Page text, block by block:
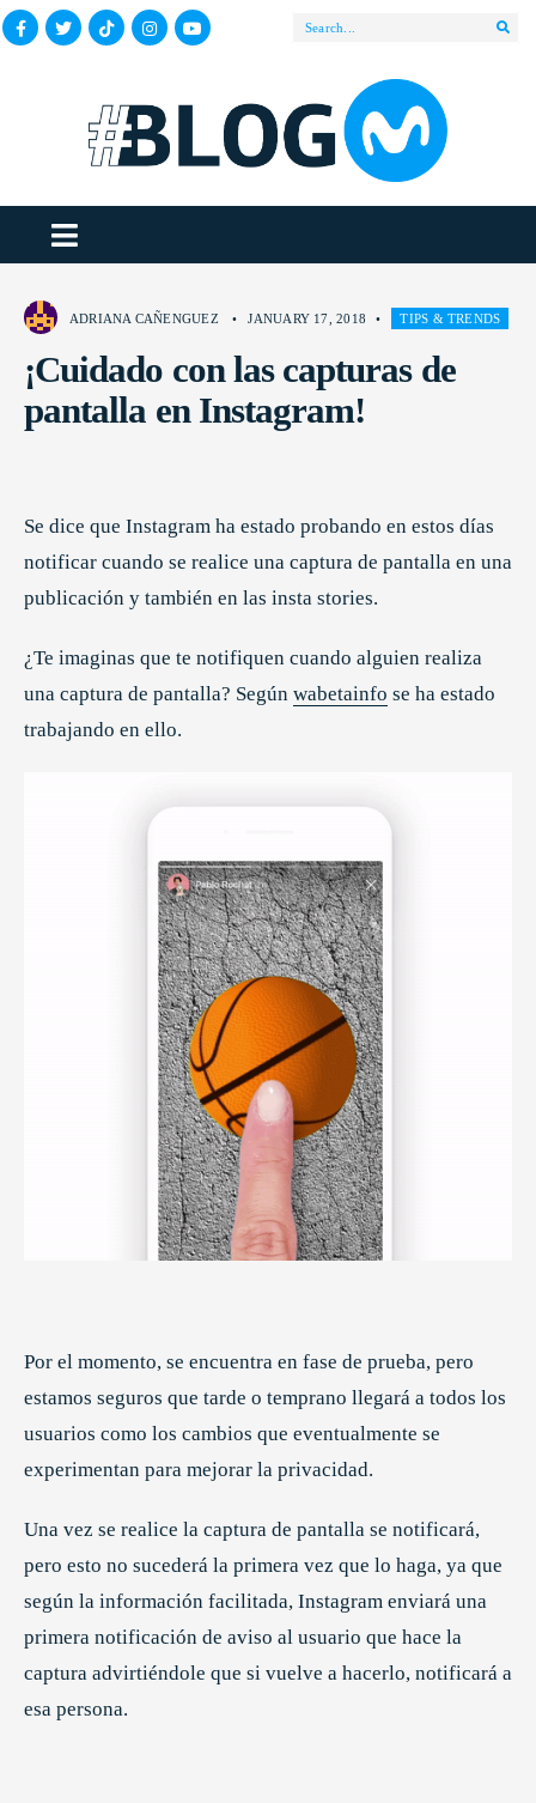
ADRIANA CAÑENGUEZ • JANUARY 17, 2018 • TIPS & TRENDS
¡Cuidado con las capturas de
pantalla en Instagram!
Se dice que Instagram ha estado probando en estos días
notificar cuando se realice una captura de pantalla en una
publicación y también en las insta stories.
¿Te imaginas que te notifiquen cuando alguien realiza
una captura de pantalla? Según wabetainfo se ha estado
trabajando en ello.
Por el momento, se encuentra en fase de prueba, pero
estamos seguros que tarde o temprano llegará a todos los
usuarios como los cambios que eventualmente se
experimentan para mejorar la privacidad.
Una vez se realice la captura de pantalla se notificará,
pero esto no sucederá la primera vez que lo haga, ya que
según la información facilitada, Instagram enviará una
primera notificación de aviso al usuario que hace la
captura advirtiéndole que si vuelve a hacerlo, notificará a
esa persona.